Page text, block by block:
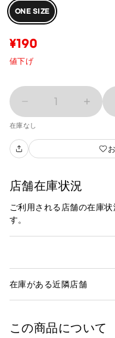
ONE SIZE
¥190
値下げ
1
在庫なし
店舗在庫状況
ご利用される店舗の在庫
す。
在庫がある近隣店舗
この商品について